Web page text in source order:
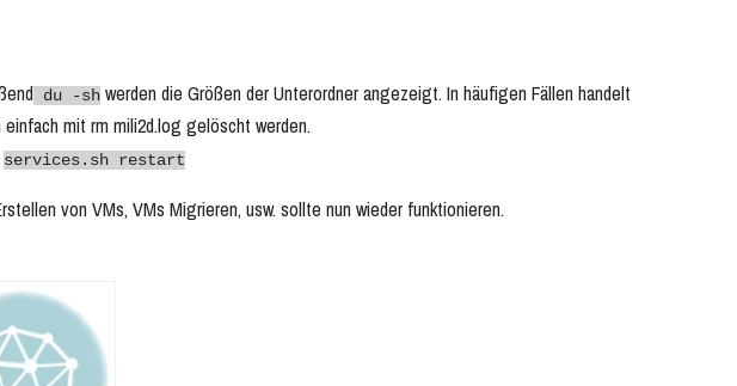
du -sh werden die Größen der Unterordner angezeigt. In häufigen Fällen handelt
einfach mit rm mili2d.log gelöscht werden.
services.sh restart
von VMs, VMs Migrieren, usw. sollte nun wieder funktionieren.